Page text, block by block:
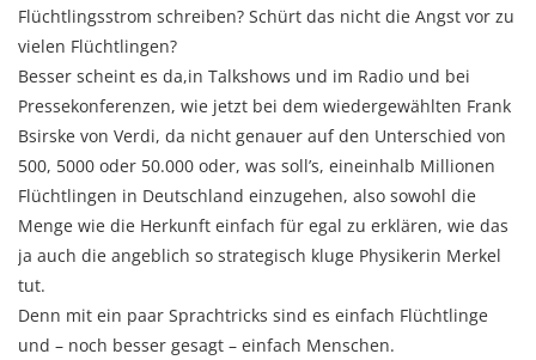
Flüchtlingsstrom schreiben? Schürt das nicht die Angst vor zu
vielen Flüchtlingen?
Besser scheint es da,in Talkshows und im Radio und bei
Pressekonferenzen, wie jetzt bei dem wiedergewählten Frank
Bsirske von Verdi, da nicht genauer auf den Unterschied von
500, 5000 oder 50.000 oder, was soll’s, eineinhalb Millionen
Flüchtlingen in Deutschland einzugehen, also sowohl die
Menge wie die Herkunft einfach für egal zu erklären, wie das
ja auch die angeblich so strategisch kluge Physikerin Merkel
tut.
Denn mit ein paar Sprachtricks sind es einfach Flüchtlinge
und – noch besser gesagt – einfach Menschen.